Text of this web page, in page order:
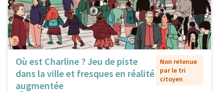
Où est Charline ? Jeu de piste
dans la ville et fresques en réalité
augmentée
Non retenue
par le tri
citoyen